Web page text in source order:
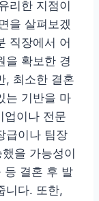
리한 지점이
을 살펴보겠
직장에서 어
을 확보한 경
, 최소한 결혼
는 기반을 마
업이나 전문
급이나 팀장
을 가능성이
등 결혼 후 발
니다. 또한,